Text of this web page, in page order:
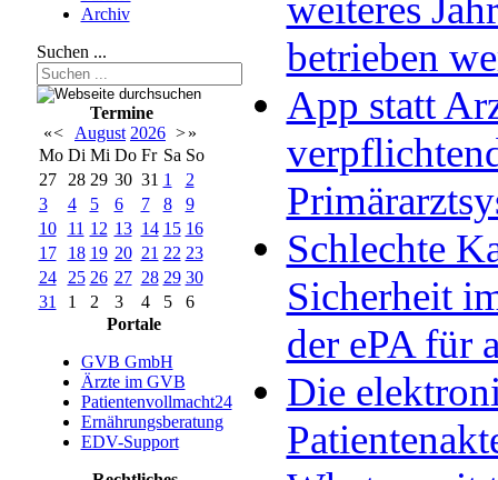
Archiv
Suchen ...
Termine
«< August 2026 >»
Mo Di Mi Do Fr Sa So
27
28 29 30 31 1
2
3
4 5 6 7 8
9
10
11 12 13 14 15 16
17
18 19 20 21 22 23
24
25 26 27 28 29 30
31
1 2 3 4 5
6
Portale
GVB GmbH
Ärzte im GVB
Patientenvollmacht24
Ernährungsberatung
EDV-Support
weiteres
betrieben
App statt
Schlechte
Sicherheit
der ePA für
Die